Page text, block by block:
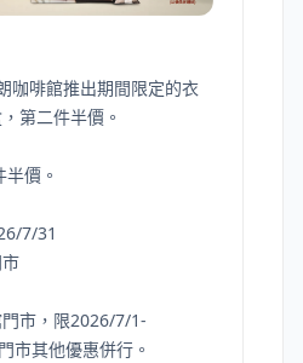
咖啡館推出期間限定的衣
第二件半價。
價。
7/31
市，限2026/7/1-
市其他優惠併行。